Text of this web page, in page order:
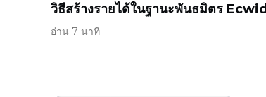
วิธีสร้างรายได้ในฐานะพันธมิตร Ecwid
อ่าน 7 นาที